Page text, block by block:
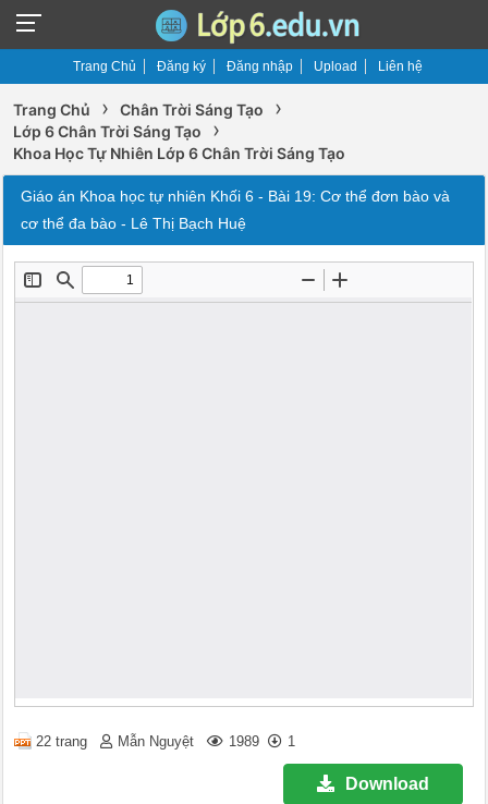
Trang Chủ Đăng ký Đăng nhập Upload Liên hệ
Trang Chủ › Chân Trời Sáng Tạo ›
Lớp 6 Chân Trời Sáng Tạo ›
Khoa Học Tự Nhiên Lớp 6 Chân Trời Sáng Tạo
Giáo án Khoa học tự nhiên Khối 6 - Bài 19: Cơ thể đơn bào và
cơ thể đa bào - Lê Thị Bạch Huệ
22 trang Mẫn Nguyệt 1989 1
Download